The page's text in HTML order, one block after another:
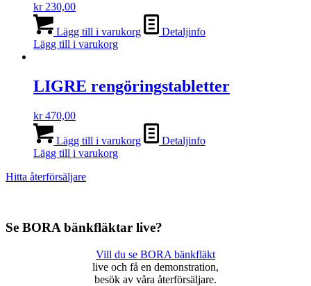
kr230,00
Lägg till i varukorg
Detaljinfo
Lägg till i varukorg
LIGRE rengöringstabletter
kr470,00
Lägg till i varukorg
Detaljinfo
Lägg till i varukorg
Hitta återförsäljare
Se BORA bänkfläktar live?
Vill du se BORA bänkfläkt
live och få en demonstration,
besök av våra återförsäljare.